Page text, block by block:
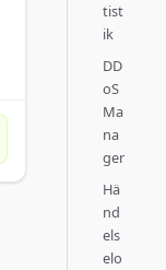
tist
ik
DD
oS
Ma
na
ger
Hä
nd
els
elo